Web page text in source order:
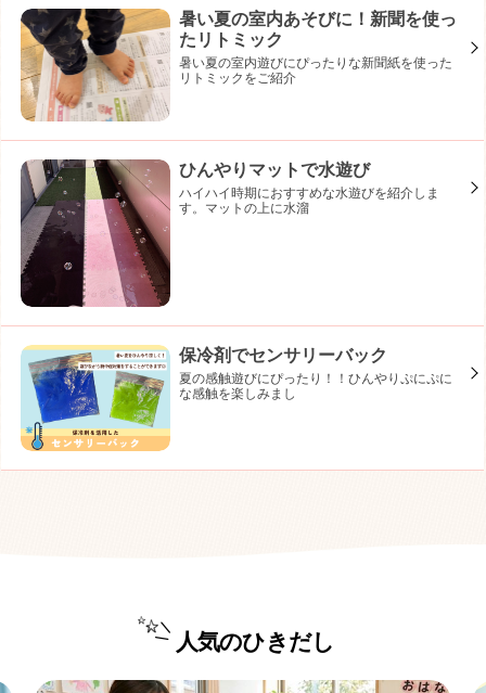
暑い夏の室内あそびに！新聞を使っ
たリトミック
暑い夏の室内遊びにぴったりな新聞紙を使った
リトミックをご紹介
ひんやりマットで水遊び
ハイハイ時期におすすめな水遊びを紹介しま
す。マットの上に水溜
保冷剤でセンサリーバック
夏の感触遊びにぴったり！！ひんやりぷにぷに
な感触を楽しみまし
人気のひきだし